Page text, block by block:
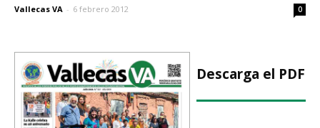
Vallecas VA - 6 febrero 2012 0
Descarga el PDF